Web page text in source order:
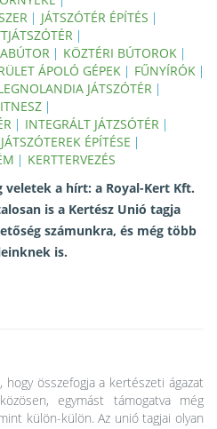
JÁTSZÓTÉR ÉPÍTÉS
KÖZTÉRI BÚTOROK
ÁPOLÓ GÉPEK
FŰNYÍRÓK
JÁTSZÓTÉR
INTEGRÁLT JÁTZSÓTÉR
JÁTSZÓTEREK ÉPÍTÉSE
KERTTERVEZÉS
a hírt: a Royal-Kert Kft.
is a Kertész Unió tagja
számunkra, és még több
is.
összefogja a kertészeti ágazat
egymást támogatva még
külön-külön. Az unió tagjai olyan